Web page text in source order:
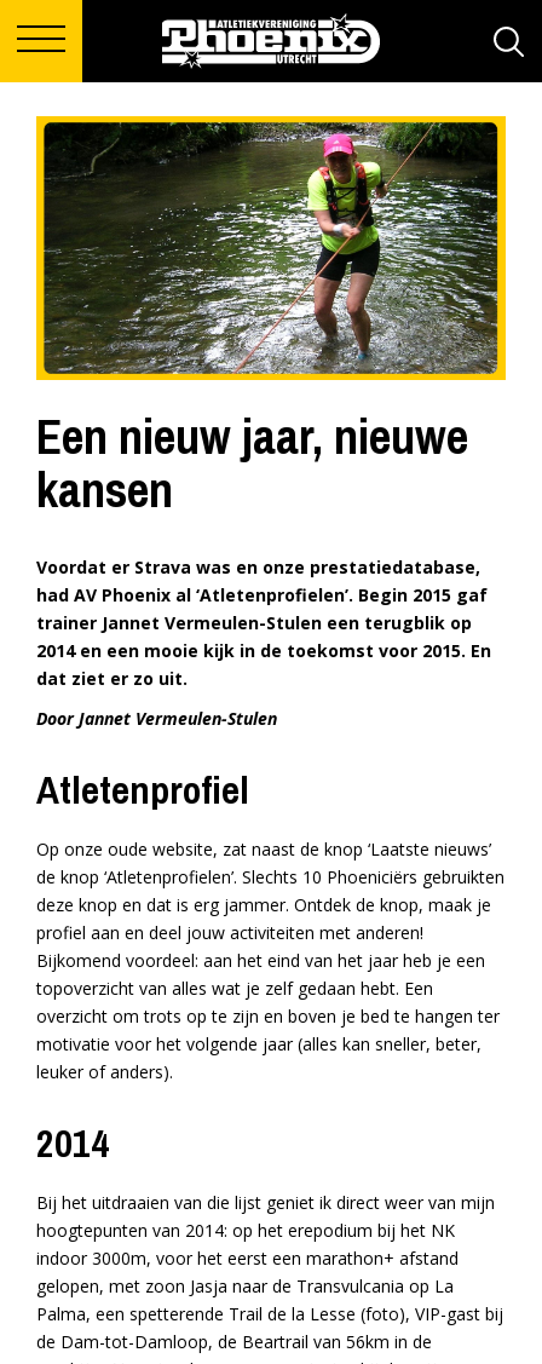
Een nieuw jaar, nieuwe
kansen
Voordat er Strava was en onze prestatiedatabase,
had AV Phoenix al ‘Atletenprofielen’. Begin 2015 gaf
trainer Jannet Vermeulen-Stulen een terugblik op
2014 en een mooie kijk in de toekomst voor 2015. En
dat ziet er zo uit.
Door Jannet Vermeulen-Stulen
Atletenprofiel
Op onze oude website, zat naast de knop ‘Laatste nieuws’
de knop ‘Atletenprofielen’. Slechts 10 Phoeniciërs gebruikten
deze knop en dat is erg jammer. Ontdek de knop, maak je
profiel aan en deel jouw activiteiten met anderen!
Bijkomend voordeel: aan het eind van het jaar heb je een
topoverzicht van alles wat je zelf gedaan hebt. Een
overzicht om trots op te zijn en boven je bed te hangen ter
motivatie voor het volgende jaar (alles kan sneller, beter,
leuker of anders).
2014
Bij het uitdraaien van die lijst geniet ik direct weer van mijn
hoogtepunten van 2014: op het erepodium bij het NK
indoor 3000m, voor het eerst een marathon+ afstand
gelopen, met zoon Jasja naar de Transvulcania op La
Palma, een spetterende Trail de la Lesse (foto), VIP-gast bij
de Dam-tot-Damloop, de Beartrail van 56km in de